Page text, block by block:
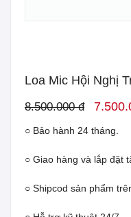
Loa Mic Hội Nghị
8.500.000 đ
○ Bảo hành 24 tháng.
○ Giao hàng và lắp đặt
○ Shipcod sản phẩm